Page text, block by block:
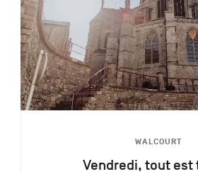
WALCOURT
Vendredi, tout est